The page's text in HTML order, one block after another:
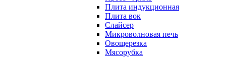
Плита индукционная
Плита вок
Слайсер
Микроволновая печь
Овощерезка
Мясорубка